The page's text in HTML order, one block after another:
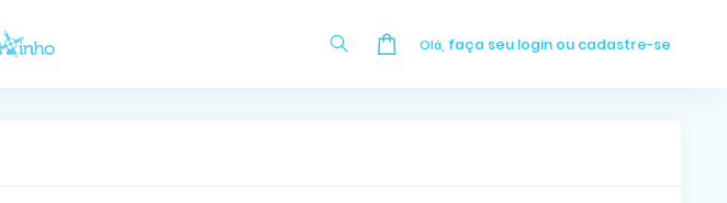
Olá, faça seu login ou cadastre-se